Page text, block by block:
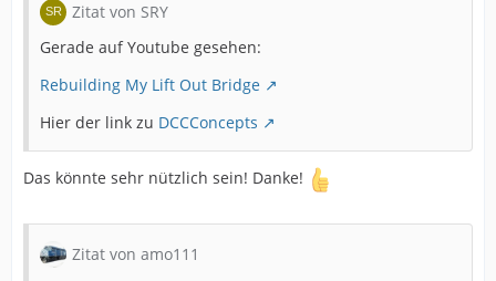
für die Stützen habe ich mir…
Zitat von SRY
Gerade auf Youtube gesehen:
Rebuilding My Lift Out Bridge
Hier der link zu DCCConcepts
Das könnte sehr nützlich sein! Danke!
Zitat von amo111